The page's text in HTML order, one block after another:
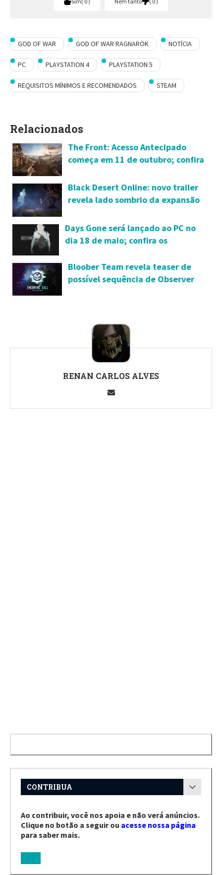
GOD OF WAR GOD OF WAR RAGNARÖK NOTÍCIA
PC PLAYSTATION 4 PLAYSTATION 5
REQUISITOS MÍNIMOS E RECOMENDADOS STEAM
Relacionados
The Front: Acesso Antecipado
começa em 11 de outubro; confira
Black Desert Online: novo trailer
revela lado sombrio da expansão
Days Gone será lançado ao PC no
dia 18 de maio; confira os
versão
Bloober Team revela teaser de
possível sequência de Observer
RENAN CARLOS ALVES
CONTRIBUA
Ao contribuir, você nos apoia e não verá anúncios.
Clique no botão a seguir ou acesse nossa página
para saber mais.